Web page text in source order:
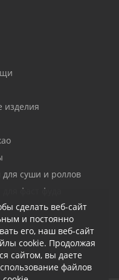
сделать веб-сайт
и постоянно
его, наш веб-сайт
cookie. Продолжая
сайтом, вы даете
файлов
изделия
суши и роллов
фаст фуда